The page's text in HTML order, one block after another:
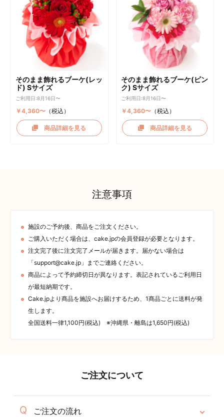
そのまま飾れるブーケ(レッ
ド) Sサイズ
ご利用日:8月16日〜
￥4,360〜（税込）
商品詳細を見る
そのまま飾れるブーケ(ピン
ク) Sサイズ
ご利用日:8月16日〜
￥4,360〜 （税込）
商品詳細を見る
注意事項
施設のご予約後、商品をご注文ください。
ご購入いただく場合は、cake.jpの会員登録が必要となります。
注文完了後に注文完了メールが届きます。届かない場合は
「support@cake.jp」までご連絡ください。
商品によって予約締切日が異なります。表記されているご利用日
が最短納期です。
Cake.jpより商品を施設へお届けするため、1商品ごとに送料が発
生します。
全国送料一律1,100円(税込) ※沖縄県・離島は1,650円(税込)
ご注文について
ご注文の流れ